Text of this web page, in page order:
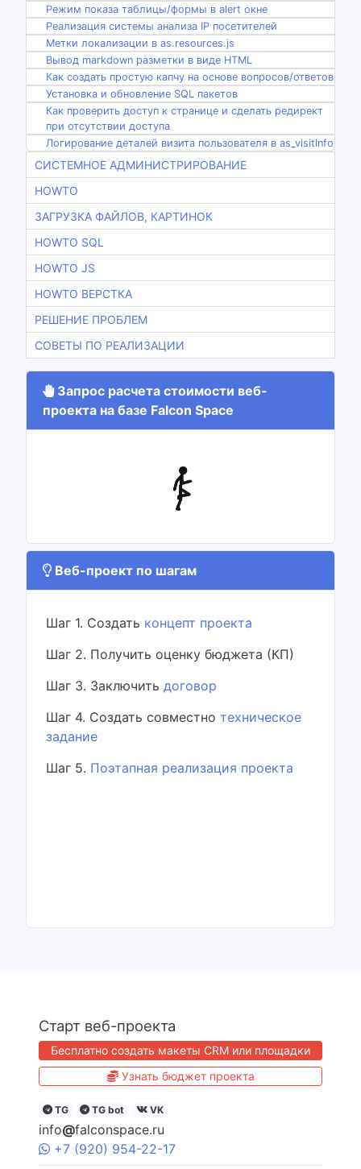
Режим показа таблицы/формы в alert окне
Реализация системы анализа IP посетителей
Метки локализации в as.resources.js
Вывод markdown разметки в виде HTML
Как создать простую капчу на основе вопросов/ответов
Установка и обновление SQL пакетов
Как проверить доступ к странице и сделать редирект
при отсутствии доступа
Логирование деталей визита пользователя в as_visitInfo
СИСТЕМНОЕ АДМИНИСТРИРОВАНИЕ
HOWTO
ЗАГРУЗКА ФАЙЛОВ, КАРТИНОК
HOWTO SQL
HOWTO JS
HOWTO ВЕРСТКА
РЕШЕНИЕ ПРОБЛЕМ
СОВЕТЫ ПО РЕАЛИЗАЦИИ
Запрос расчета стоимости веб-
проекта на базе Falcon Space
Веб-проект по шагам
Шаг 1. Создать концепт проекта
Шаг 2. Получить оценку бюджета (КП)
Шаг 3. Заключить договор
Шаг 4. Создать совместно техническое
задание
Шаг 5. Поэтапная реализация проекта
Старт веб-проекта
Бесплатно создать макеты CRM или площадки
Узнать бюджет проекта
TG TG bot VK
info@falconspace.ru
+7 (920) 954-22-17